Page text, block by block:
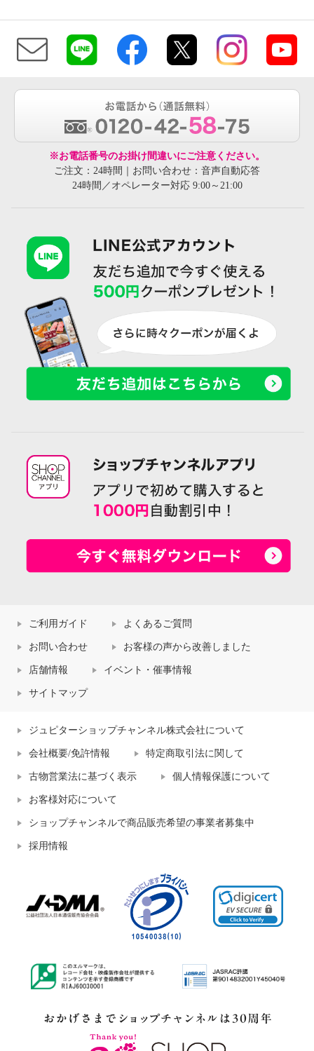
※お電話番号のお掛け間違いにご注意ください。
ご注文：24時間｜お問い合わせ：音声自動応答
24時間／オペレーター対応 9:00～21:00
ご利用ガイド よくあるご質問
お問い合わせ お客様の声から改善しました
店舗情報 イベント・催事情報
サイトマップ
ジュピターショップチャンネル株式会社について
会社概要/免許情報 特定商取引法に関して
古物営業法に基づく表示 個人情報保護について
お客様対応について
ショップチャンネルで商品販売希望の事業者募集中
採用情報